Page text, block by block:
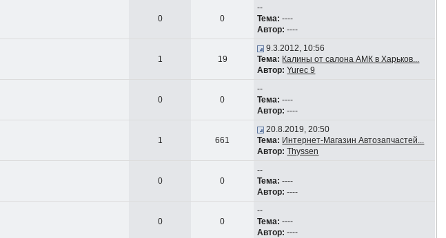
0 0
--
Тема: ----
Автор: ----
1 19
9.3.2012, 10:56
Тема: Калины от салона АМК в Харьков...
Автор: Yurec 9
0 0
--
Тема: ----
Автор: ----
1 661
20.8.2019, 20:50
Тема: Интернет-Магазин Автозапчастей...
Автор: Thyssen
0 0
--
Тема: ----
Автор: ----
0 0
--
Тема: ----
Автор: ----